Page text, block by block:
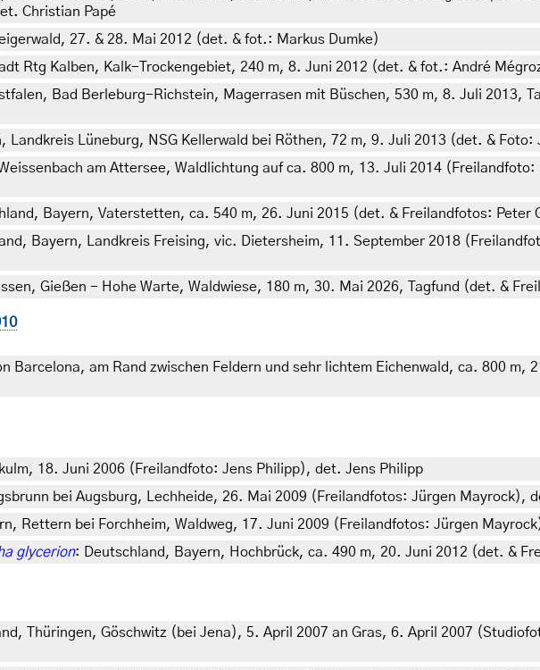
Christian Papé
27. & 28. Mai 2012 (det. & fot.: Markus Dumke)
Rtg Kalben, Kalk-Trockengebiet, 240 m, 8. Juni 2012 (det. & fot.: André
Bad Berleburg-Richstein, Magerrasen mit Büschen, 530 m, 8. Juli 2013,
Landkreis Lüneburg, NSG Kellerwald bei Röthen, 72 m, 9. Juli 2013 (det. & Foto:
am Attersee, Waldlichtung auf ca. 800 m, 13. Juli 2014
Bayern, Vaterstetten, ca. 540 m, 26. Juni 2015 (det. & Freilandfotos: Peter
Bayern, Landkreis Freising, vic. Dietersheim, 11. September 2018
Gießen - Hohe Warte, Waldwiese, 180 m, 30. Mai 2026, Tagfund (det. &
Barcelona, am Rand zwischen Feldern und sehr lichtem Eichenwald, ca. 800
18. Juni 2006 (Freilandfoto: Jens Philipp), det. Jens Philipp
bei Augsburg, Lechheide, 26. Mai 2009 (Freilandfotos: Jürgen Mayrock),
Rettern bei Forchheim, Waldweg, 17. Juni 2009 (Freilandfotos: Jürgen
glycerion: Deutschland, Bayern, Hochbrück, ca. 490 m, 20. Juni 2012 (det. &
Thüringen, Göschwitz (bei Jena), 5. April 2007 an Gras, 6. April 2007